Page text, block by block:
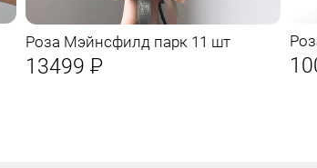
Роза Мэйнсфилд парк 11 шт
13499 Р